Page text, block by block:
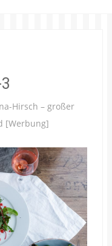
Hirsch – großer
[Werbung]